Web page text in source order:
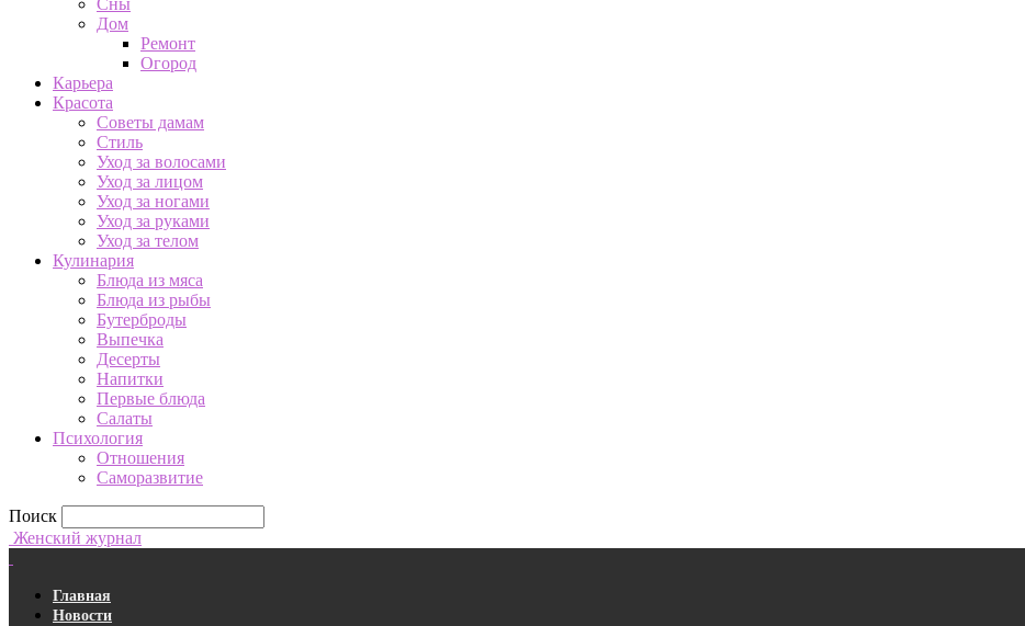
Сны
Дом
Ремонт
Огород
Карьера
Красота
Советы дамам
Стиль
Уход за волосами
Уход за лицом
Уход за ногами
Уход за руками
Уход за телом
Кулинария
Блюда из мяса
Блюда из рыбы
Бутерброды
Выпечка
Десерты
Напитки
Первые блюда
Салаты
Психология
Отношения
Саморазвитие
Поиск
Женский журнал
Главная
Новости